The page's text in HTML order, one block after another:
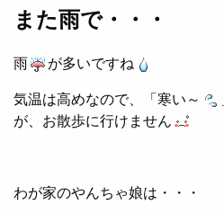
また雨で・・・
雨
が多いですね
気温は高めなので、「寒い～
が、お散歩に行けません
わが家のやんちゃ娘は・・・